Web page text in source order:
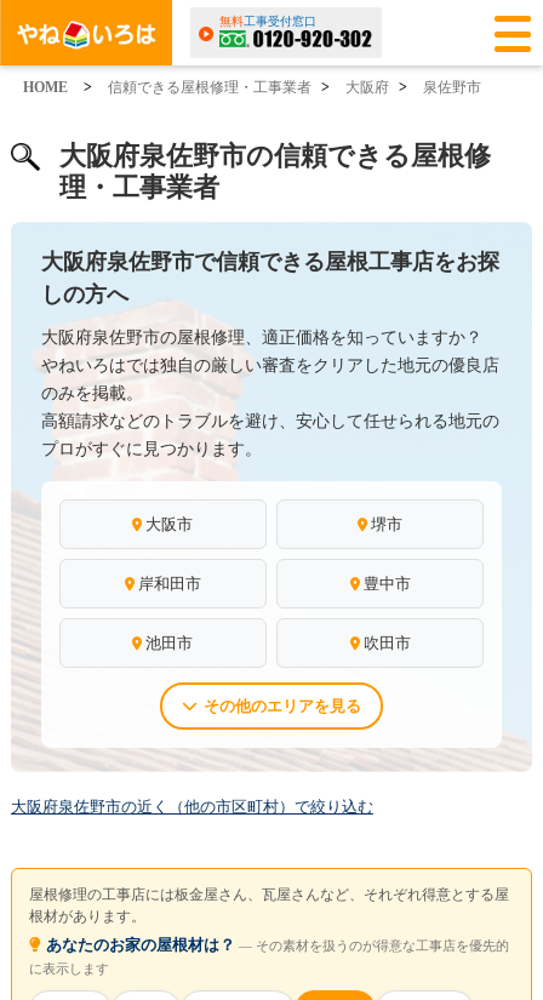
無料工事受付窓口
HOME > 信頼できる屋根修理・工事業者 > 大阪府 > 泉佐野市
大阪府泉佐野市の信頼できる屋根修
理・工事業者
大阪府泉佐野市で信頼できる屋根工事店をお探
しの方へ
大阪府泉佐野市の屋根修理、適正価格を知っていますか？
やねいろはでは独自の厳しい審査をクリアした地元の優良店
のみを掲載。
高額請求などのトラブルを避け、安心して任せられる地元の
プロがすぐに見つかります。
大阪市 堺市
岸和田市 豊中市
池田市 吹田市
その他のエリアを見る
大阪府泉佐野市の近く（他の市区町村）で絞り込む
屋根修理の工事店には板金屋さん、瓦屋さんなど、それぞれ得意とする屋
根材があります。
あなたのお家の屋根材は？ ― その素材を扱うのが得意な工事店を優先的
に表示します